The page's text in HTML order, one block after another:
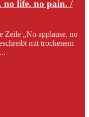
no life. no pain. /
Zeile „No applause. no
mit trockenem